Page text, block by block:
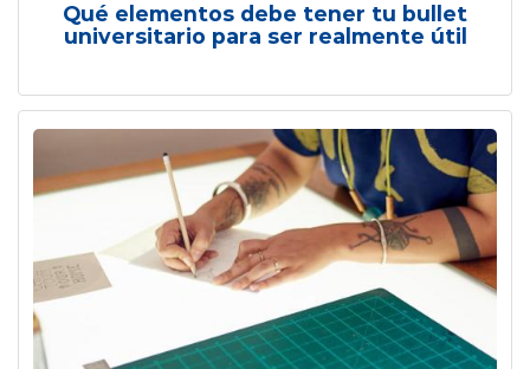
Qué elementos debe tener tu bullet
universitario para ser realmente útil